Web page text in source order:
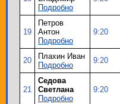
Подробно
19
Петров
Антон
Подробно
9:20
20
Плахин Иван
Подробно
9:20
21
Седова
Светлана
Подробно
9:20